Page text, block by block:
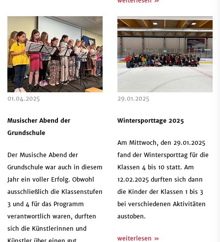
01.04.2025
Musischer Abend der
Grundschule
Der Musische Abend der
Grundschule war auch in diesem
Jahr ein voller Erfolg. Obwohl
ausschließlich die Klassenstufen
3 und 4 für das Programm
verantwortlich waren, durften
sich die Künstlerinnen und
29.01.2025
Wintersporttage 2025
Am Mittwoch, den 29.01.2025
fand der Wintersporttag für die
Klassen 4 bis 10 statt. Am
12.02.2025 durften sich dann
die Kinder der Klassen 1 bis 3
bei verschiedenen Aktivitäten
austoben.
weiterlesen »